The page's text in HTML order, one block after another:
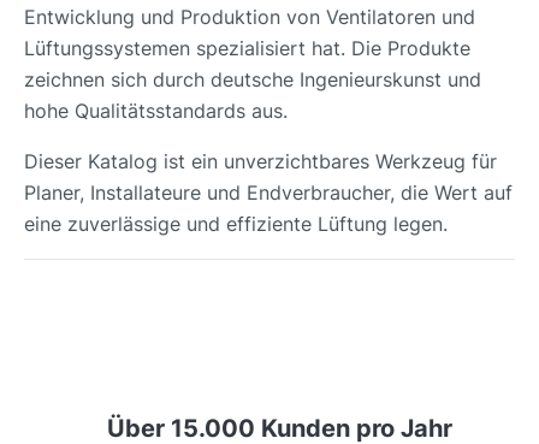
Entwicklung und Produktion von Ventilatoren und
Lüftungssystemen spezialisiert hat. Die Produkte
zeichnen sich durch deutsche Ingenieurskunst und
hohe Qualitätsstandards aus.
Dieser Katalog ist ein unverzichtbares Werkzeug für
Planer, Installateure und Endverbraucher, die Wert auf
eine zuverlässige und effiziente Lüftung legen.
Über 15.000 Kunden pro Jahr